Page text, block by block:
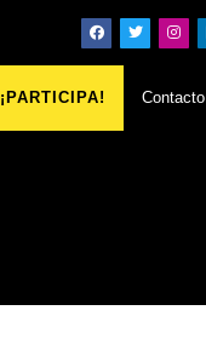
¡PARTICIPA! Contacto